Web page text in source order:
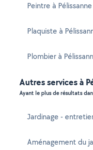
Peintre à Pélissanne
Plaquiste à
Plombier à
Autres services à
Ayant le plus de résultats
Jardinage -
Aménagement du